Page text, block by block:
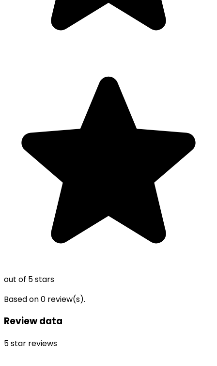
out of 5 stars
Based on0 review(s).
Review data
5star reviews